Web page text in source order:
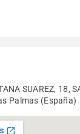
SUAREZ, 18,
Palmas (España)